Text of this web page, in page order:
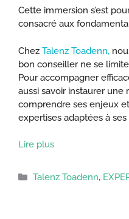
Cette immersion s’est
consacré aux
Chez Talenz Toadenn,
bon conseiller ne se
Pour accompagner
aussi savoir instaurer une
comprendre ses enjeux
expertises adaptées à ses
Lire plus
Catégories
Talenz Toadenn,